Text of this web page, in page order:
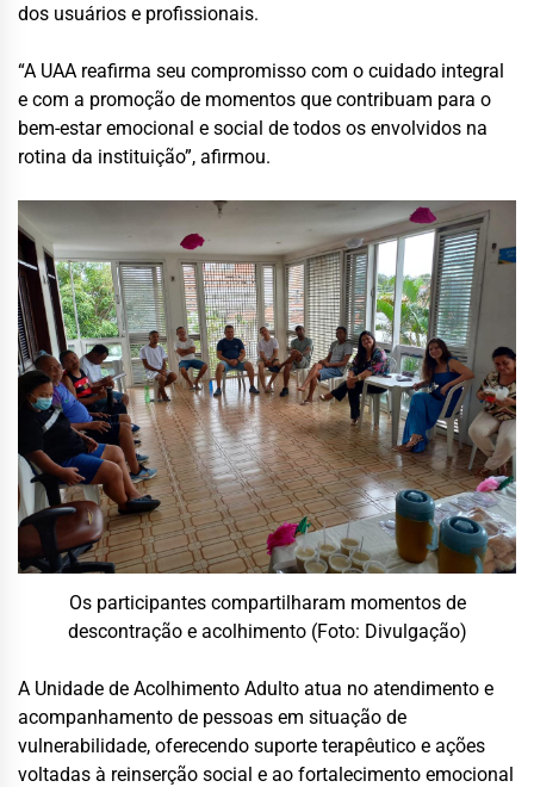
dos usuários e profissionais.
“A UAA reafirma seu compromisso com o cuidado integral
e com a promoção de momentos que contribuam para o
bem-estar emocional e social de todos os envolvidos na
rotina da instituição”, afirmou.
Os participantes compartilharam momentos de
descontração e acolhimento (Foto: Divulgação)
A Unidade de Acolhimento Adulto atua no atendimento e
acompanhamento de pessoas em situação de
vulnerabilidade, oferecendo suporte terapêutico e ações
voltadas à reinserção social e ao fortalecimento emocional